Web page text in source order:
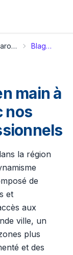
Haute-Garonne Blagnac
main à
nos
la région
de
et
aux
ville, un
plus
et des